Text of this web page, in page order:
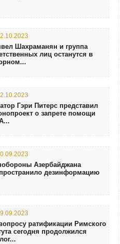
Шахраманян и группа
лиц останутся в
Гэри Питерс представил
о запрете помощи
Азербайджана
дезинформацию
ратификации Римского
сегодня продолжился